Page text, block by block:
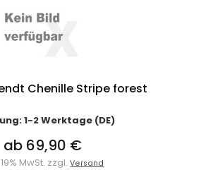
Chenille Stripe forest
1-2 Werktage (DE)
ab 69,90 €
MwSt. zzgl.Versand